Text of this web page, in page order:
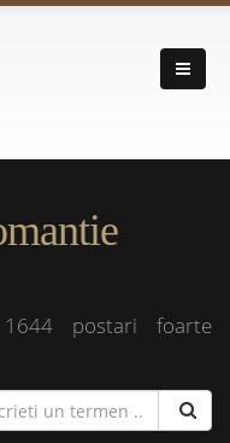
postari foarte